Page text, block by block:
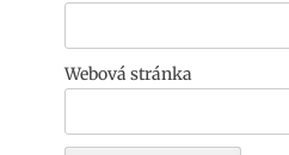
Webová stránka